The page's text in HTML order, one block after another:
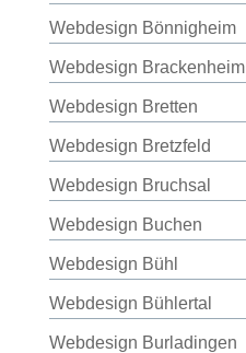
Webdesign Bönnigheim
Webdesign Brackenheim
Webdesign Bretten
Webdesign Bretzfeld
Webdesign Bruchsal
Webdesign Buchen
Webdesign Bühl
Webdesign Bühlertal
Webdesign Burladingen